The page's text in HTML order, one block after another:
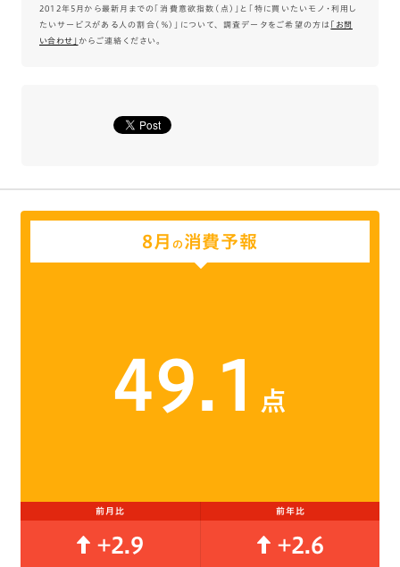
2012年5月から最新月までの「消費意欲指数（点）」と「特に買いたいモノ・利用し
たいサービスがある人の割合（％）」について、 調査データをご希望の方は ｢お問
い合わせ｣ からご連絡ください。
8月 の消費予報
49.1 点
前月比 前年比
+2.9 +2.6